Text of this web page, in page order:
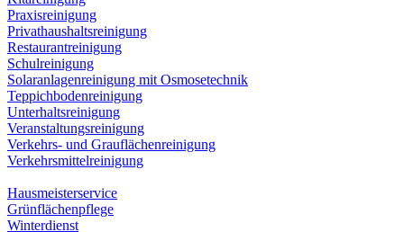
Praxisreinigung
Privathaushaltsreinigung
Restaurantreinigung
Schulreinigung
Solaranlagenreinigung mit Osmosetechnik
Teppichbodenreinigung
Unterhaltsreinigung
Veranstaltungsreinigung
Verkehrs- und Grauflächenreinigung
Verkehrsmittelreinigung
Hausmeisterservice
Grünflächenpflege
Winterdienst